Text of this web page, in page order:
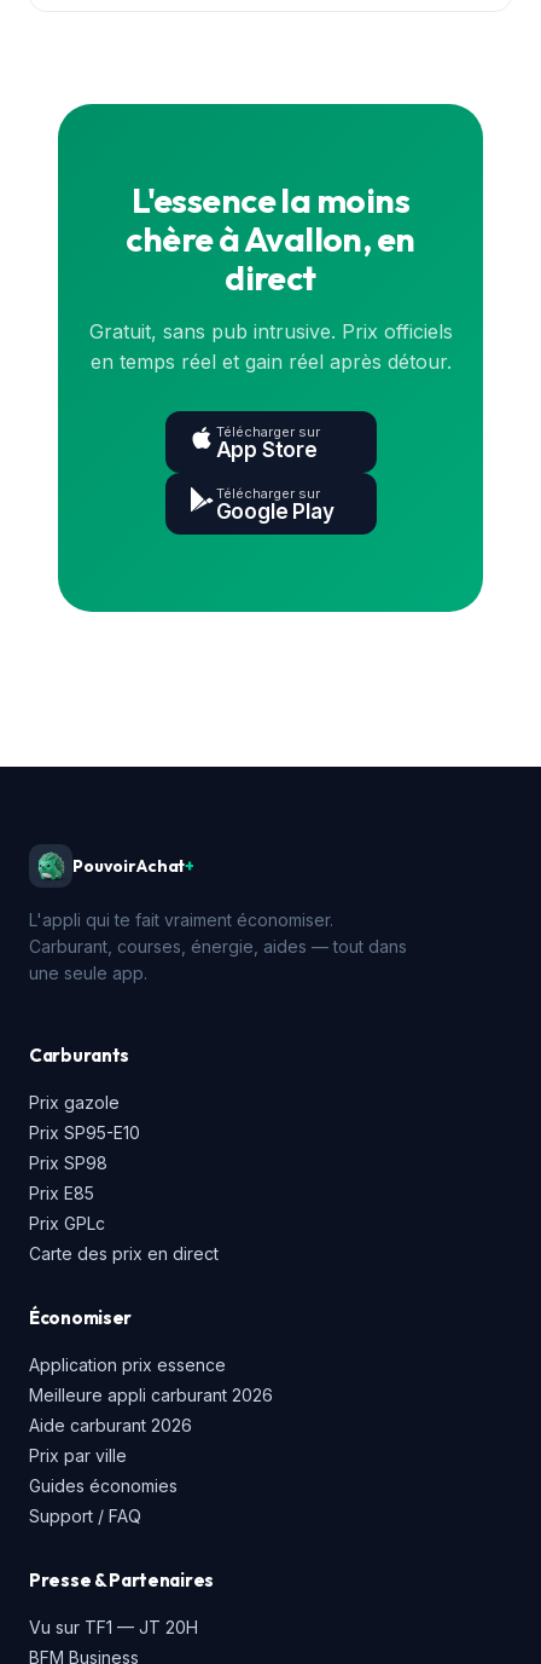
carte
L'essence la moins
chère à Avallon, en
direct
Gratuit, sans pub intrusive. Prix officiels
en temps réel et gain réel après détour.
Télécharger sur
App Store
Télécharger sur
Google Play
PouvoirAchat+
L'appli qui te fait vraiment économiser.
Carburant, courses, énergie, aides — tout dans
une seule app.
Carburants
Prix gazole
Prix SP95-E10
Prix SP98
Prix E85
Prix GPLc
Carte des prix en direct
Économiser
Application prix essence
Meilleure appli carburant 2026
Aide carburant 2026
Prix par ville
Guides économies
Support / FAQ
Presse & Partenaires
Vu sur TF1 — JT 20H
BFM Business